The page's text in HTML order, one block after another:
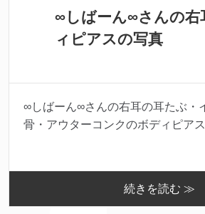
∞しばーん∞さんの右
ィピアスの写真
∞しばーん∞さんの右耳の耳たぶ・
骨・アウターコンクのボディピアス
続きを読む ≫